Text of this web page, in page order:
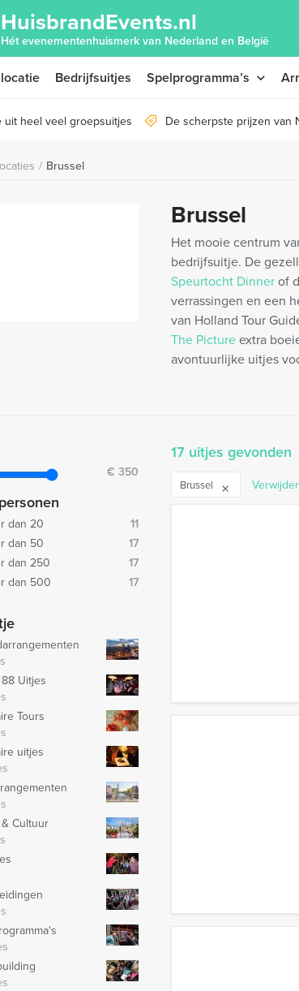
HuisbrandEvents.nl
Hét evenementenhuismerk van Nederland en België
Bedrijfsuitjes Spelprogramma’s
uit heel veel groepsuitjes De scherpste prijzen van
/ Brussel
Brussel
Het mooie centrum
bedrijfsuitje. De
Speurtocht Dinnerof
verrassingen en een
van Holland Tour
The Pictureextra
avontuurlijke uitjes
€ 350
dan 20
11
dan 50
17
dan 250
17
dan 500
17
Uitjes
Tours
uitjes
Cultuur
17 uitjes gevonden
Brussel